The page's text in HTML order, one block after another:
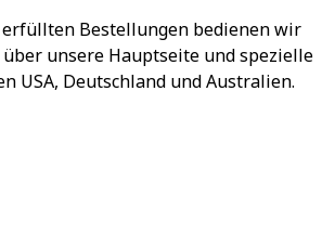
erfüllten Bestellungen bedienen wir
unsere Hauptseite und spezielle
USA, Deutschland und Australien.